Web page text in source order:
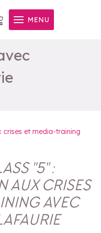
MENU
crises et
crises et media-training
"5" :
AUX CRISES
AVEC